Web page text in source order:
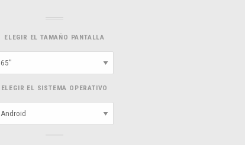
ELEGIR EL TAMAÑO PANTALLA
ELEGIR EL SISTEMA OPERATIVO